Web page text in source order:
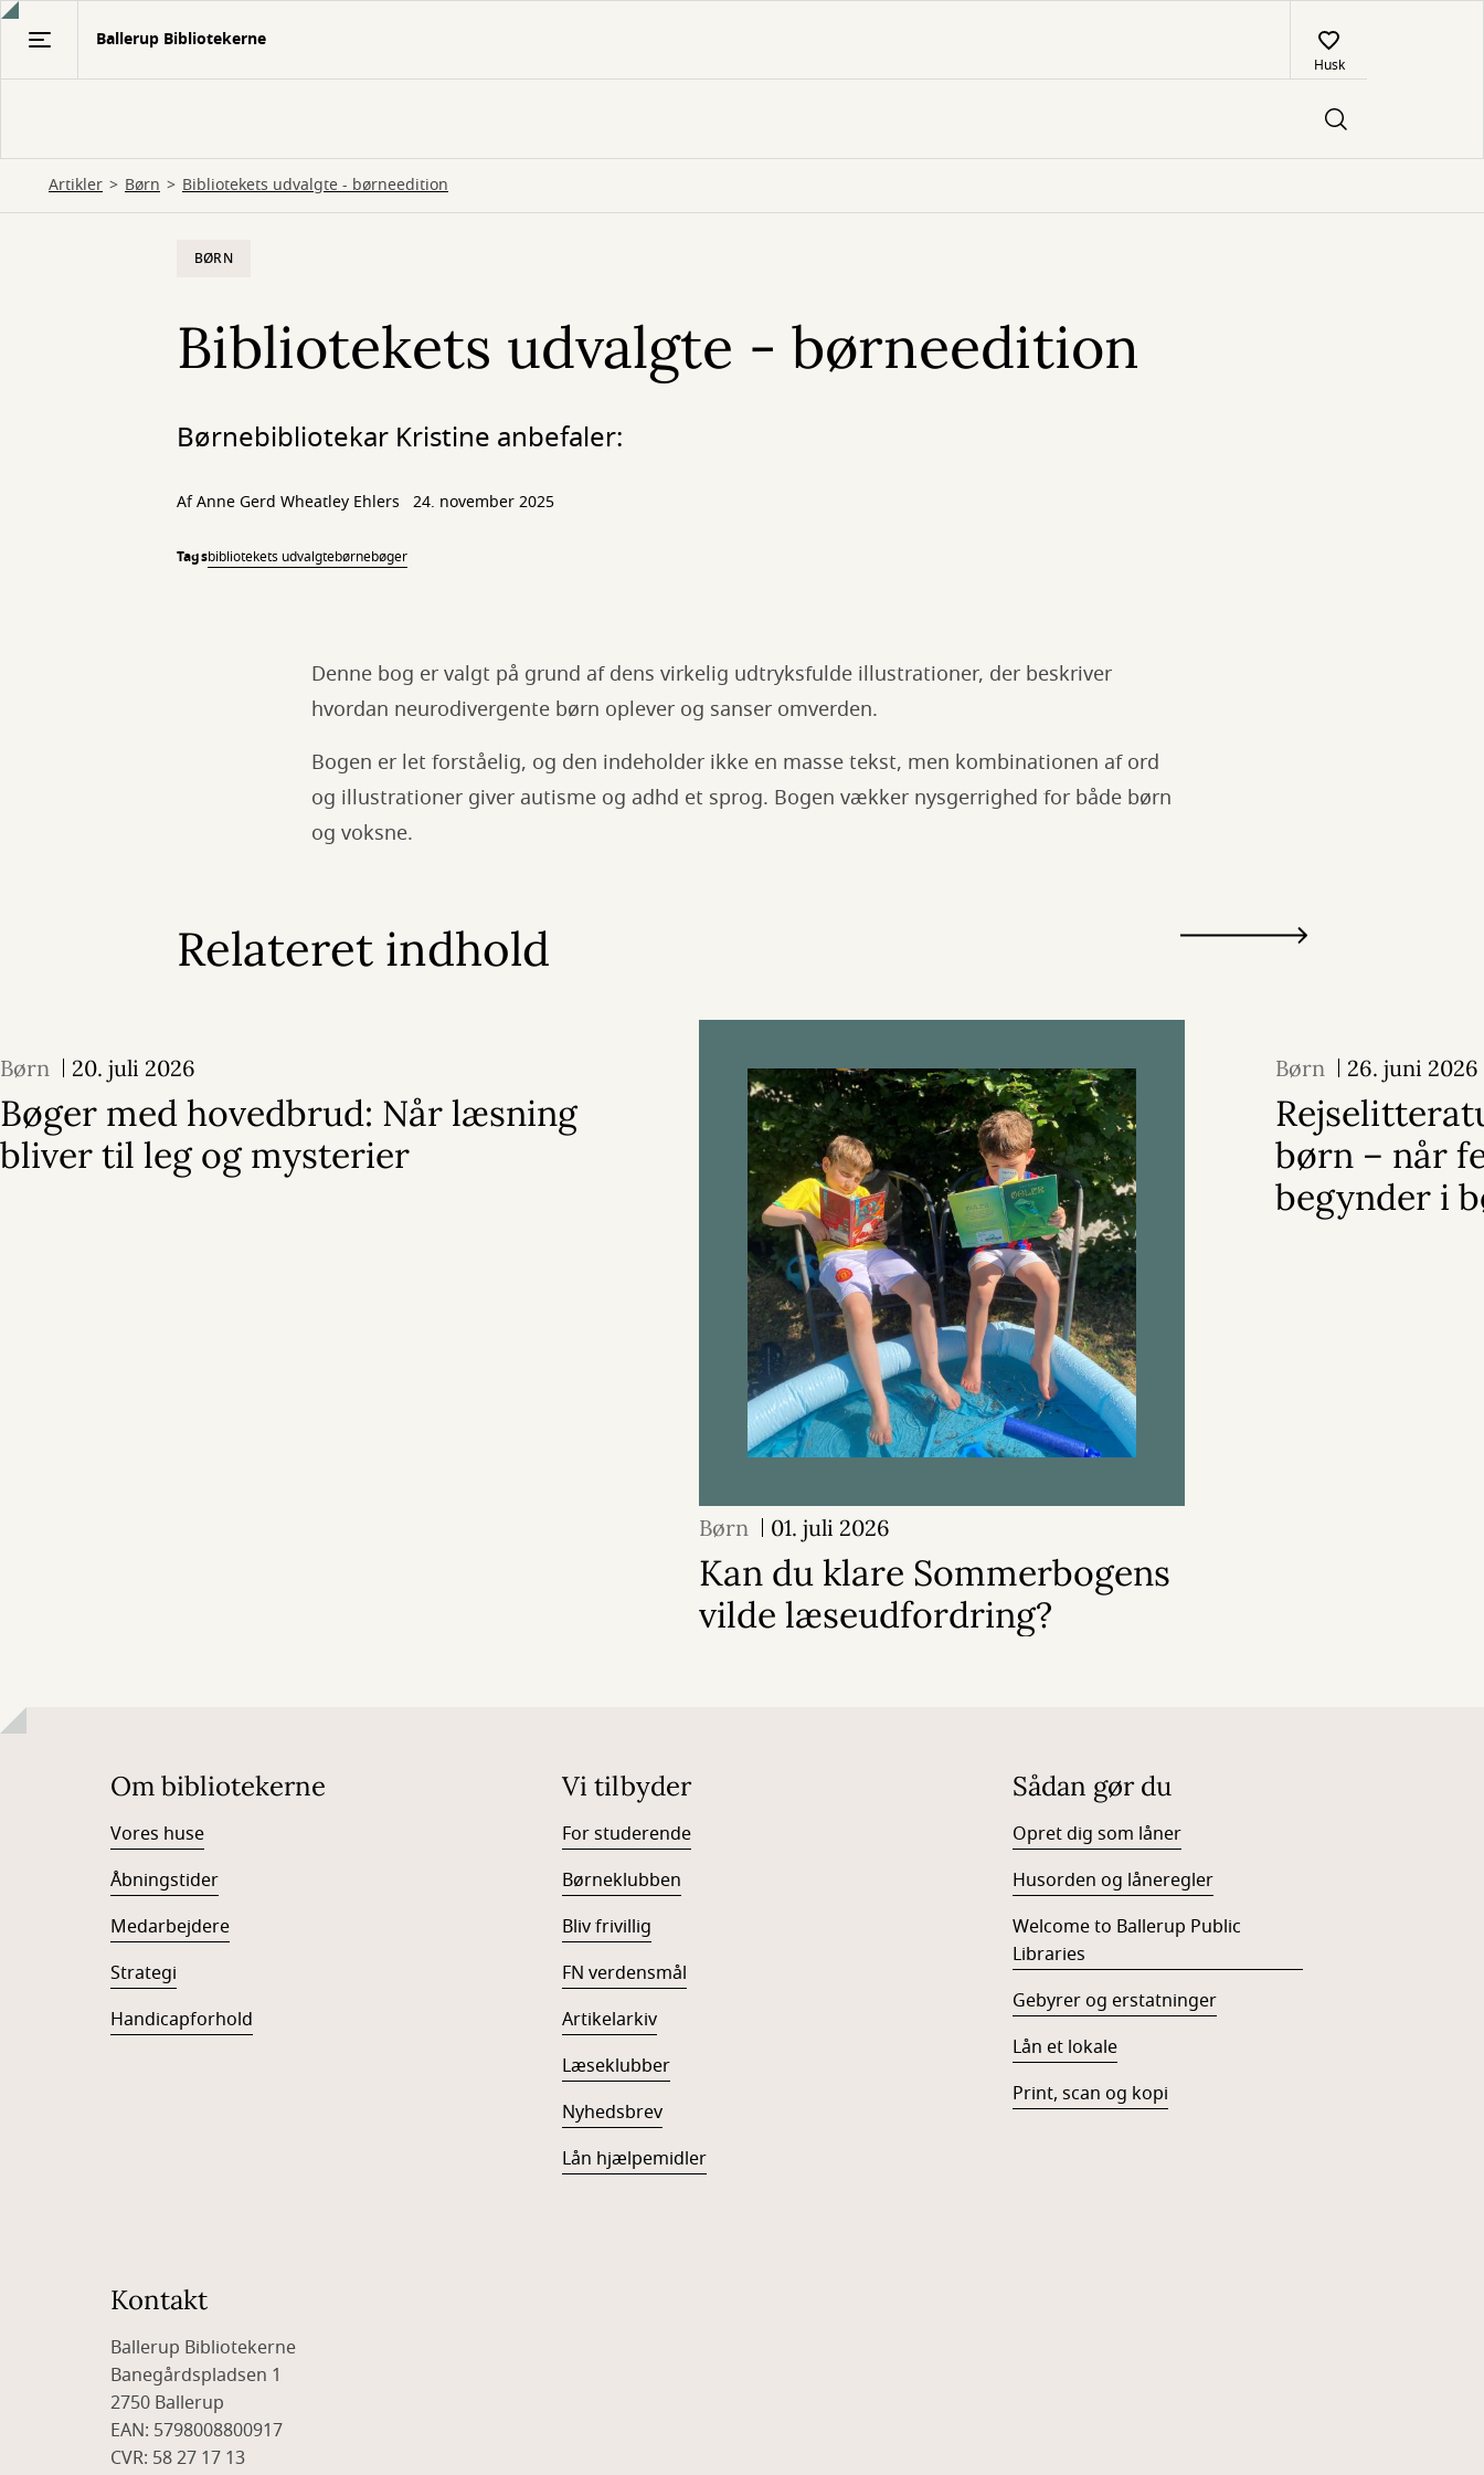
Gå
Ballerup Bibliotekerne
Husk
Artikler Børn Bibliotekets udvalgte - børneedition
BØRN
Bibliotekets udvalgte - børneedition
Børnebibliotekar Kristine anbefaler:
AfAnne Gerd Wheatley Ehlers 24. november 2025
Tagsbibliotekets udvalgtebørnebøger
Denne bog er valgt på grund af dens virkelig udtryksfulde illustrationer, der beskriver
hvordan neurodivergente børn oplever og sanser omverden.
Bogen er let forståelig, og den indeholder ikke en masse tekst, men kombinationen af ord
og illustrationer giver autisme og adhd et sprog. Bogen vækker nysgerrighed for både børn
og voksne.
Relateret indhold
Børn 20. juli 2026
Bøger med hovedbrud: Når læsning
bliver til leg og mysterier
Børn 01. juli 2026
Kan du klare Sommerbogens
vilde læseudfordring?
Børn 26. juni 2026
børn – når
begynder i
Om bibliotekerne
Vores huse
Åbningstider
Medarbejdere
Strategi
Handicapforhold
Vi tilbyder
For studerende
Børneklubben
Bliv frivillig
FN verdensmål
Artikelarkiv
Læseklubber
Nyhedsbrev
Lån hjælpemidler
Sådan gør du
Opret dig som låner
Husorden og låneregler
Welcome to Ballerup Public
Libraries
Gebyrer og erstatninger
Lån et lokale
Print, scan og kopi
Kontakt
Ballerup Bibliotekerne
Banegårdspladsen 1
2750 Ballerup
EAN: 5798008800917
CVR: 58 27 17 13